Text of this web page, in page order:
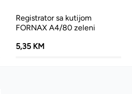
Registrator sa kutijom
FORNAX A4/80 zeleni
5,35 KM